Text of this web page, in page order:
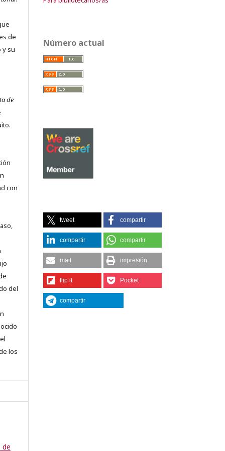
de
y su
de
con
del
los
de
Número actual
tweet compartir
compartir compartir
mail impresión
flip it Pocket
compartir